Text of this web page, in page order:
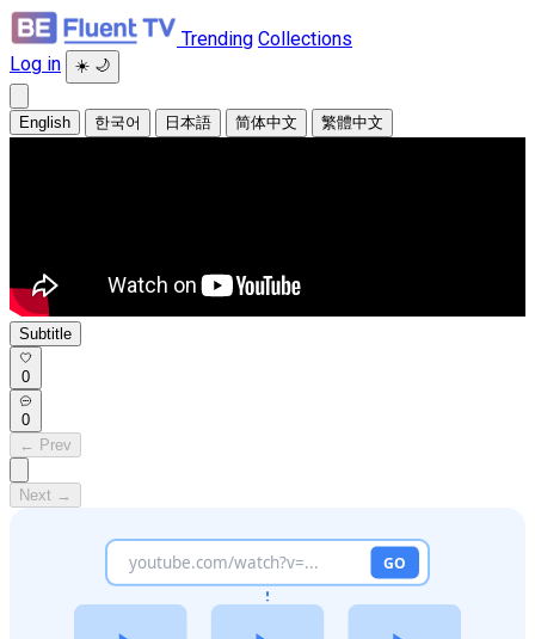
Trending Collections
Log in
☀️ 🌙
English 한국어 日本語 简体中文 繁體中文
Subtitle
0
0
← Prev
Next →